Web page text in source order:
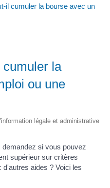
il cumuler la bourse avec un
cumuler la
ou une
légale et administrative
si vous pouvez
supérieur sur critères
aides ? Voici les